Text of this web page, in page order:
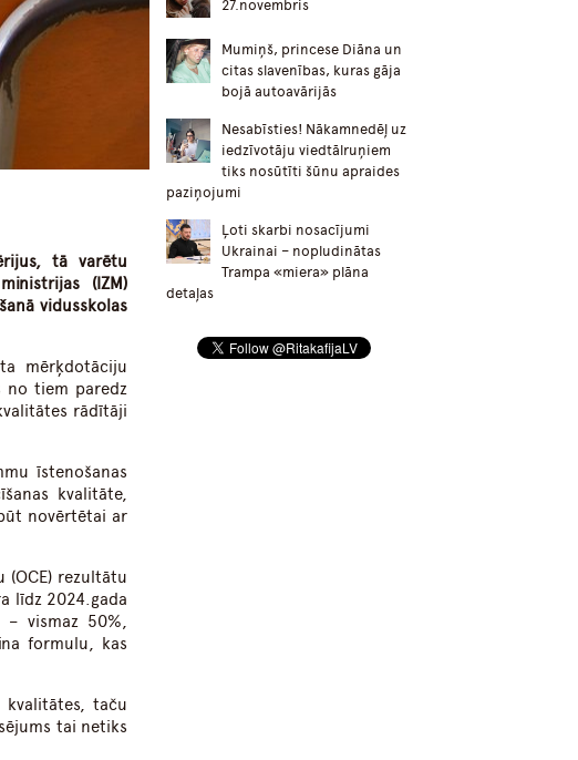
tā varētu
(IZM)
vidusskolas
mērķdotāciju
no tiem paredz
rādītāji
īstenošanas
kvalitāte,
novērtētai ar
rezultātu
līdz 2024.gada
– vismaz 50%,
formulu, kas
kvalitātes, taču
tai netiks
27.novembris
Mumiņš, princese Diāna un
citas slavenības, kuras gāja
bojā autoavārijās
Nesabīsties! Nākamnedēļ uz
iedzīvotāju viedtālruņiem
tiks nosūtīti šūnu apraides
paziņojumi
Ļoti skarbi nosacījumi
Ukrainai – nopludinātas
Trampa «miera» plāna
detaļas